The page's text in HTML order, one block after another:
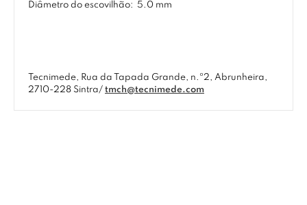
Diâmetro do escovilhão: 5.0 mm
Tecnimede, Rua da Tapada Grande, n.º2, Abrunheira,
2710-228 Sintra/ tmch@tecnimede.com